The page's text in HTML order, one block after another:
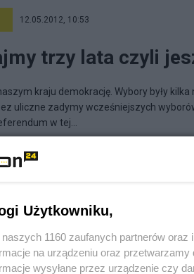
12.05.2012, 10:53
trzy lata czyli
kraju demokrację. Wybory były
uliczne zadymy wcześniejszych
w tej...
na blogu
Użytkowniku,
naszych 1160 zaufanych partnerów
na urządzeniu oraz
wysyłane przez urządzenie czy